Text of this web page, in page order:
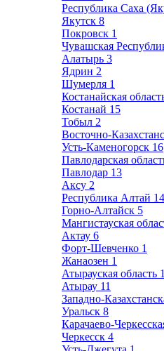
Республика Саха
Якутск 8
Покровск 1
Чувашская
Алатырь 3
Ядрин 2
Шумерля 1
Костанайская
Костанай 15
Тобыл 2
Восточно-
Усть-Каменогорск 16
Павлодарская
Павлодар 13
Аксу 2
Республика Алтай 14
Горно-Алтайск 5
Мангистауская
Актау 6
Форт-Шевченко 1
Жанаозен 1
Атырауская область
Атырау 11
Западно-
Уральск 8
Карачаево-
Черкесск 4